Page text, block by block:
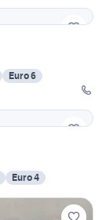
Euro 6
Euro 4